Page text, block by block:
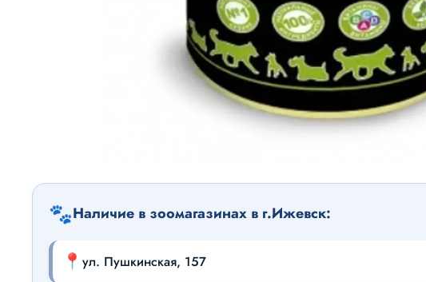
🐾Наличие в зоомагазинах в г.Ижевск:
📍 ул. Пушкинская, 157